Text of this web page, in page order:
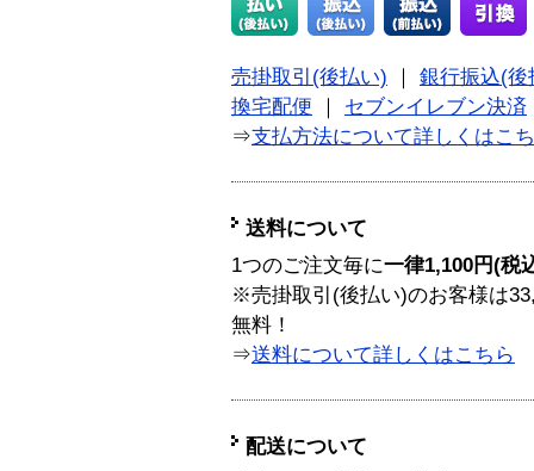
売掛取引(後払い)
銀行振込(後
換宅配便
セブンイレブン決済
⇒支払方法について詳しくはこ
送料について
1つのご注文毎に一律1,100円(税
※売掛取引(後払い)のお客様は
無料！
⇒送料について詳しくはこちら
配送について